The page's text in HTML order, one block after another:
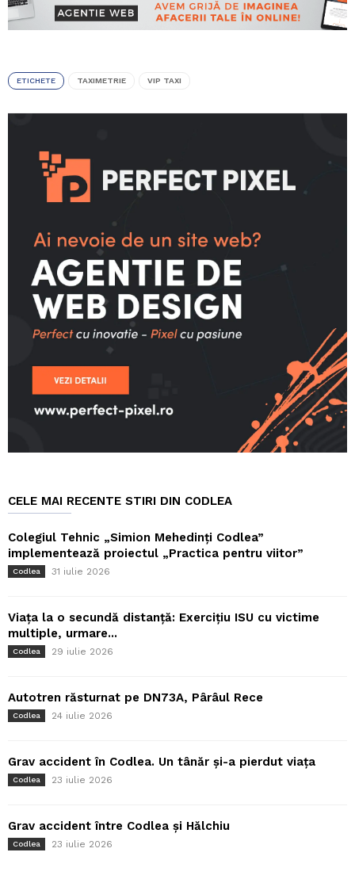
ETICHETE TAXIMETRIE VIP TAXI
CELE MAI RECENTE STIRI DIN CODLEA
Colegiul Tehnic „Simion Mehedinți Codlea”
implementează proiectul „Practica pentru viitor”
Codlea 31 iulie 2026
Viața la o secundă distanță: Exercițiu ISU cu victime
multiple, urmare...
Codlea 29 iulie 2026
Autotren răsturnat pe DN73A, Pârâul Rece
Codlea 24 iulie 2026
Grav accident în Codlea. Un tânăr și-a pierdut viața
Codlea 23 iulie 2026
Grav accident între Codlea și Hălchiu
Codlea 23 iulie 2026